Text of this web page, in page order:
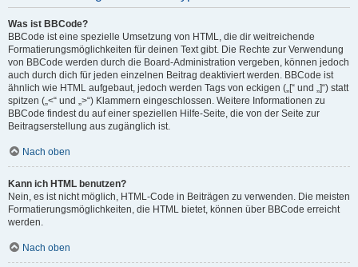
Was ist BBCode?
BBCode ist eine spezielle Umsetzung von HTML, die dir weitreichende
Formatierungsmöglichkeiten für deinen Text gibt. Die Rechte zur Verwendung
von BBCode werden durch die Board-Administration vergeben, können jedoch
auch durch dich für jeden einzelnen Beitrag deaktiviert werden. BBCode ist
ähnlich wie HTML aufgebaut, jedoch werden Tags von eckigen („[“ und „]“) statt
spitzen („<“ und „>“) Klammern eingeschlossen. Weitere Informationen zu
BBCode findest du auf einer speziellen Hilfe-Seite, die von der Seite zur
Beitragserstellung aus zugänglich ist.
Nach oben
Kann ich HTML benutzen?
Nein, es ist nicht möglich, HTML-Code in Beiträgen zu verwenden. Die meisten
Formatierungsmöglichkeiten, die HTML bietet, können über BBCode erreicht
werden.
Nach oben